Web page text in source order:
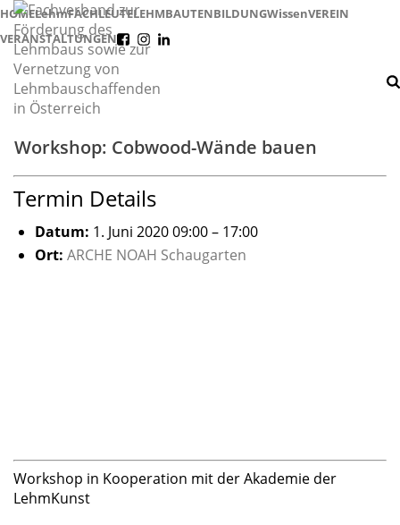
HOMELehmFACHLEUTELEHMBAUTENBILDUNGWissenVEREIN
VERANSTALTUNGEN
Workshop: Cobwood-Wände bauen
Termin Details
Datum: 1. Juni 2020 09:00– 17:00
Ort: ARCHE NOAH Schaugarten
Workshop in Kooperation mit der Akademie der
LehmKunst